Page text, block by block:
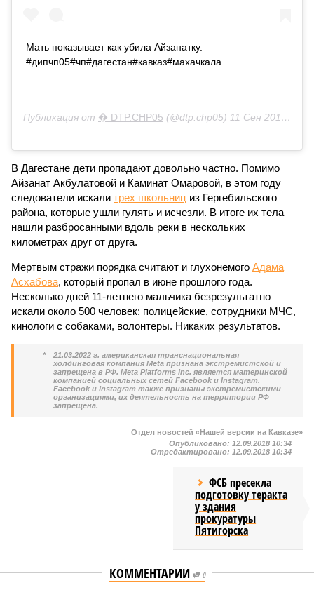
Мать показывает как убила Айзанатку.
#дипчп05#чп#дагестан#кавказ#махачкала⠀⠀⠀⠀⠀⠀⠀⠀⠀
Публикация от � DTP.CHP05 (@dtp.chp05) 11 Сен 2018 в 6:56 PDT
В Дагестане дети пропадают довольно частно. Помимо
Айзанат Акбулатовой и Каминат Омаровой, в этом году
следователи искали трех школьниц из Гергебильского
района, которые ушли гулять и исчезли. В итоге их тела
нашли разбросанными вдоль реки в нескольких
километрах друг от друга.
Мертвым стражи порядка считают и глухонемого Адама
Асхабова, который пропал в июне прошлого года.
Несколько дней 11-летнего мальчика безрезультатно
искали около 500 человек: полицейские, сотрудники МЧС,
кинологи с собаками, волонтеры. Никаких результатов.
*
21.03.2022 г. американская транснациональная
холдинговая компания Meta признана экстремистской и
запрещена в РФ. Meta Platforms Inc. является материнской
компанией социальных сетей Facebook и Instagram.
Facebook и Instagram также признаны экстремистскими
организациями, их деятельность на территории РФ
запрещена.
Отдел новостей «Нашей версии на Кавказе»
Опубликовано: 12.09.2018 10:34
Отредактировано: 12.09.2018 10:34
ФСБ пресекла
подготовку теракта
у здания
прокуратуры
Пятигорска
КОММЕНТАРИИ 0